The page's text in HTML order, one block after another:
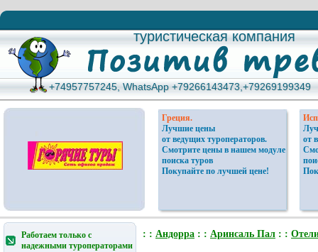
туристическая компания
туристическая компания
+74957757245, WhatsApp +79266143473,+79269199349
+74957757245, WhatsApp +79266143473,+79269199349
Греция.
Лучшие цены
от ведущих туроператоров.
Смотрите цены в нашем модуле
поиска туров
Покупайте по лучшей цене!
от
Работаем только с
надежными туроператорами
: : Андорра : : Аринсаль Пал : :